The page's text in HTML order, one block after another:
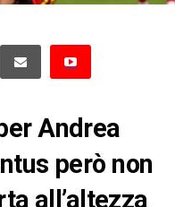
Andrea
però non
all’altezza